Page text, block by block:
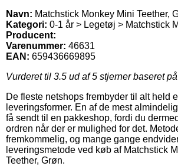
Navn: Matchstick Monkey Mini Teether,
Kategori: 0-1 år > Legetøj > Matchstick
Producent:
Varenummer: 46631
EAN: 659436669895
Vurderet til 3.5 ud af 5 stjerner baseret på
De fleste netshops frembyder til alt held
leveringsformer. En af de mest
få sendt til en pakkeshop, fordi du
ordren når der er mulighed for det.
fremkommelig, og mange gange
leveringsmetode ved køb af Matchstick
Teether, Grøn.